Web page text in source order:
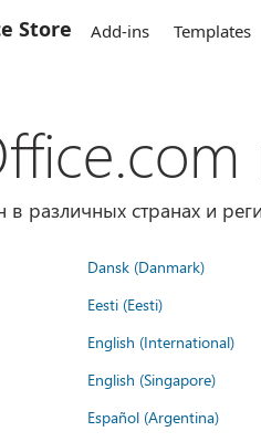
Store Add-ins Templates
в различных странах и
Dansk (Danmark)
Eesti (Eesti)
English (International)
English (Singapore)
Español (Argentina)